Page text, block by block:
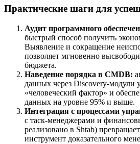
Практические шаги для
Аудит программного
быстрый способ получить
Выявление и сокращение
позволяет мгновенно
бюджета.
Наведение порядка в CMDB:
данных через Discovery-модули
«человеческий фактор» и
данных на уровне 95% и выше.
Интеграция с процессами
с таск-менеджерами и
реализовано в Shtab)
инструмент доказательного